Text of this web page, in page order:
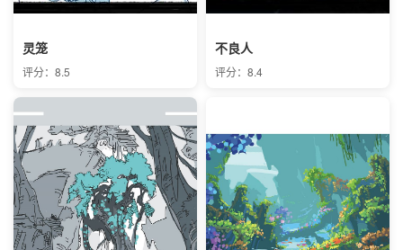
灵笼
评分：8.5
不良人
评分：8.4